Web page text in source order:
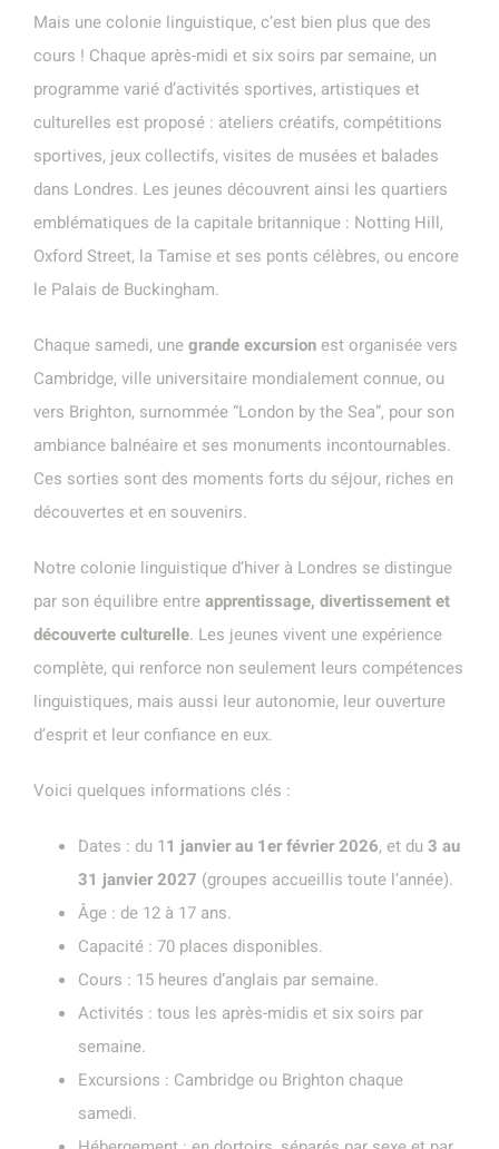
Mais une colonie linguistique, c’est bien plus que des
cours ! Chaque après-midi et six soirs par semaine, un
programme varié d’activités sportives, artistiques et
culturelles est proposé : ateliers créatifs, compétitions
sportives, jeux collectifs, visites de musées et balades
dans Londres. Les jeunes découvrent ainsi les quartiers
emblématiques de la capitale britannique : Notting Hill,
Oxford Street, la Tamise et ses ponts célèbres, ou encore
le Palais de Buckingham.
Chaque samedi, unegrande excursionest organisée vers
Cambridge, ville universitaire mondialement connue, ou
vers Brighton, surnommée “London by the Sea”, pour son
ambiance balnéaire et ses monuments incontournables.
Ces sorties sont des moments forts du séjour, riches en
découvertes et en souvenirs.
Notre colonie linguistique d’hiver à Londres se distingue
par son équilibre entreapprentissage, divertissement et
découverte culturelle. Les jeunes vivent une expérience
complète, qui renforce non seulement leurs compétences
linguistiques, mais aussi leur autonomie, leur ouverture
d’esprit et leur confiance en eux.
Voici quelques informations clés :
Dates : du 11 janvier au 1er février 2026, et du 3 au
31 janvier 2027 (groupes accueillis toute l’année).
Âge : de 12 à 17 ans.
Capacité : 70 places disponibles.
Cours : 15 heures d’anglais par semaine.
Activités : tous les après-midis et six soirs par
semaine.
Excursions : Cambridge ou Brighton chaque
samedi.